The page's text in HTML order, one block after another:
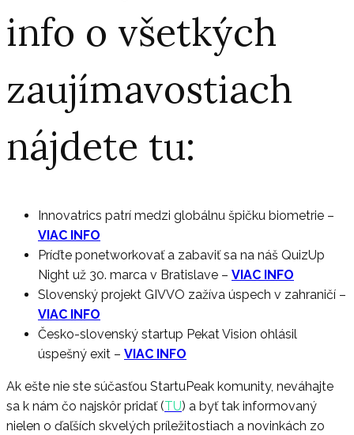
info o všetkých
zaujímavostiach
nájdete tu:
Innovatrics patrí medzi globálnu špičku biometrie –
VIAC INFO
Príďte ponetworkovať a zabaviť sa na náš QuizUp
Night už 30. marca v Bratislave – VIAC INFO
Slovenský projekt GIVVO zažíva úspech v zahraničí –
VIAC INFO
Česko-slovenský startup Pekat Vision ohlásil
úspešný exit – VIAC INFO
Ak ešte nie ste súčasťou StartuPeak komunity, neváhajte
sa k nám čo najskôr pridať (TU) a byť tak informovaný
nielen o ďaľších skvelých príležitostiach a novinkách zo